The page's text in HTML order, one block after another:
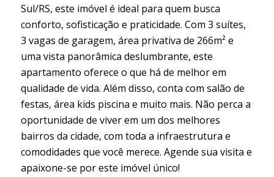
Sul/RS, este imóvel é ideal para quem busca
conforto, sofisticação e praticidade. Com 3 suítes,
3 vagas de garagem, área privativa de 266m² e
uma vista panorâmica deslumbrante, este
apartamento oferece o que há de melhor em
qualidade de vida. Além disso, conta com salão de
festas, área kids piscina e muito mais. Não perca a
oportunidade de viver em um dos melhores
bairros da cidade, com toda a infraestrutura e
comodidades que você merece. Agende sua visita e
apaixone-se por este imóvel único!